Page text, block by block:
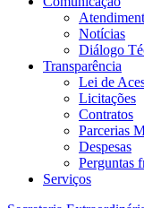
Notícias
Diálogo
Transparência
Lei de
Licitações
Contratos
Parcerias
Despesas
Perguntas
Serviços